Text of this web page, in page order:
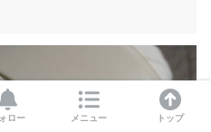
ロー メニュー トップ